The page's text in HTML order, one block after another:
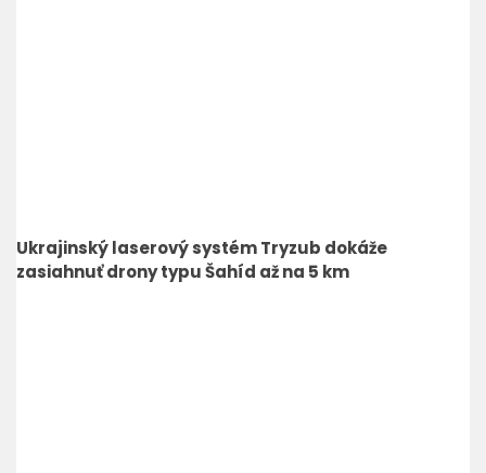
Ukrajinský laserový systém Tryzub dokáže
zasiahnuť drony typu Šahíd až na 5 km